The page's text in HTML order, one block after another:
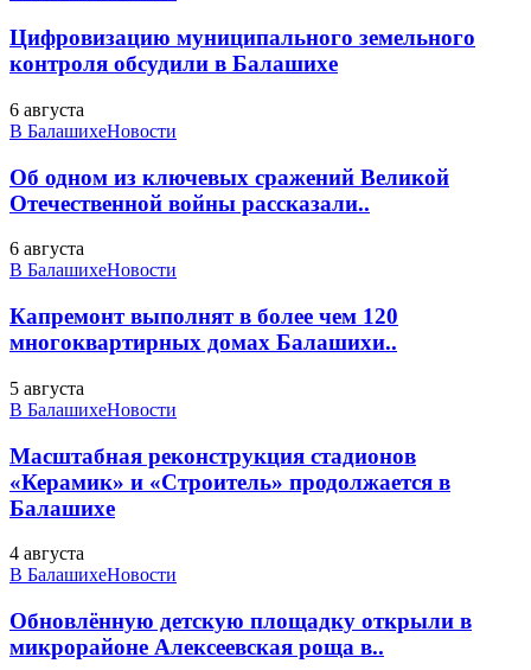
Цифровизацию муниципального земельного
контроля обсудили в Балашихе
6 августа
В БалашихеНовости
Об одном из ключевых сражений Великой
Отечественной войны рассказали..
6 августа
В БалашихеНовости
Капремонт выполнят в более чем 120
многоквартирных домах Балашихи..
5 августа
В БалашихеНовости
Масштабная реконструкция стадионов
«Керамик» и «Строитель» продолжается в
Балашихе
4 августа
В БалашихеНовости
Обновлённую детскую площадку открыли в
микрорайоне Алексеевская роща в..